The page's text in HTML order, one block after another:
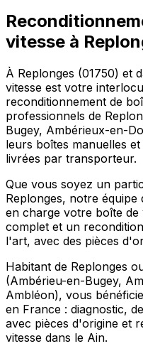
vitesse à
À Replonges (01750) et
vitesse est votre
reconditionnement de
professionnels de
Bugey, Ambérieux-en-
leurs boîtes manuelles
livrées par transporteur.
Que vous soyez un
Replonges, notre équipe
en charge votre boîte de
complet et un
l'art, avec des pièces
Habitant de Replonges
(Ambérieu-en-Bugey,
Ambléon), vous
en France : diagnostic,
avec pièces d'origine et
vitesse dans le Ain.